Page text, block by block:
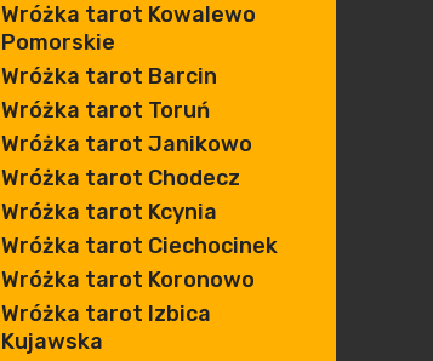
Wróżka tarot Kowalewo
Pomorskie
Wróżka tarot Barcin
Wróżka tarot Toruń
Wróżka tarot Janikowo
Wróżka tarot Chodecz
Wróżka tarot Kcynia
Wróżka tarot Ciechocinek
Wróżka tarot Koronowo
Wróżka tarot Izbica
Kujawska